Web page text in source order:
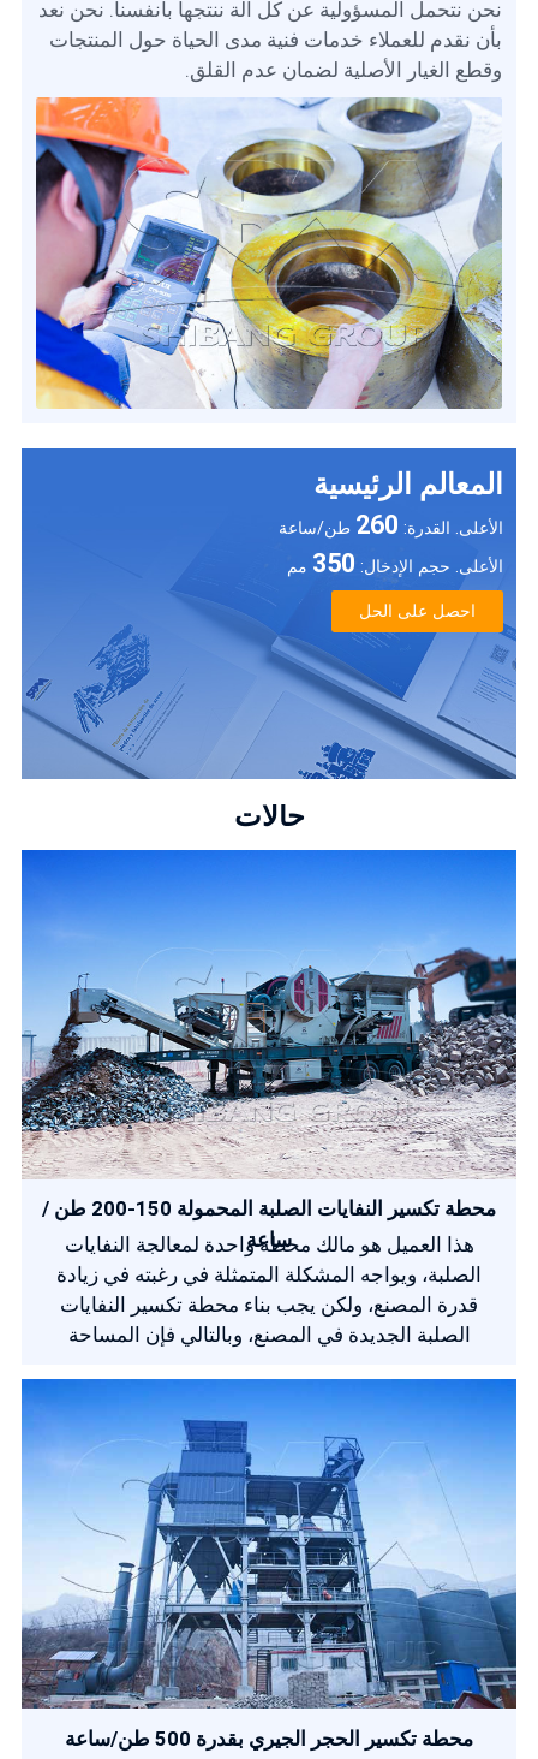
نحن نتحمل المسؤولية عن كل آلة ننتجها بأنفسنا. نحن نعد
بأن نقدم للعملاء خدمات فنية مدى الحياة حول المنتجات
وقطع الغيار الأصلية لضمان عدم القلق.
المعالم الرئيسية
الأعلى. القدرة: 260 طن/ساعة
الأعلى. حجم الإدخال: 350 مم
احصل على الحل
حالات
هذا العميل هو مالك محطة واحدة لمعالجة النفايات
الصلبة، ويواجه المشكلة المتمثلة في رغبته في زيادة
قدرة المصنع، ولكن يجب بناء محطة تكسير النفايات
الصلبة الجديدة في المصنع، وبالتالي فإن المساحة
محطة تكسير النفايات الصلبة المحمولة 150-200 طن /
ساعة
محطة تكسير الحجر الجيري بقدرة 500 طن/ساعة